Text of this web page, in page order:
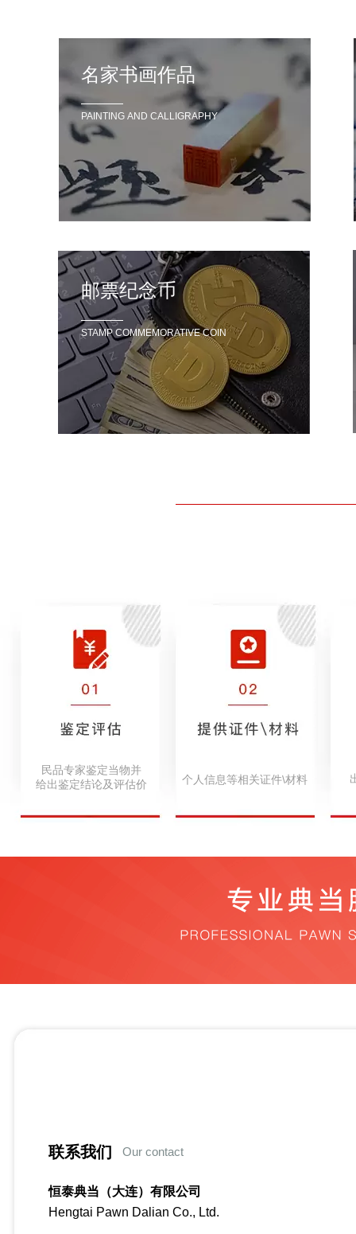
联系我们
恒泰典当（大连）有限公司
Hengtai Pawn Dalian Co., Ltd.
Our contact
名家书画作品
邮票纪念币
PAINTING AND CALLIGRAPHY
STAMP COMMEMORATIVE COIN
民品专家鉴定当物并
给出鉴定结论及评估价
个人信息等相关证件\材料